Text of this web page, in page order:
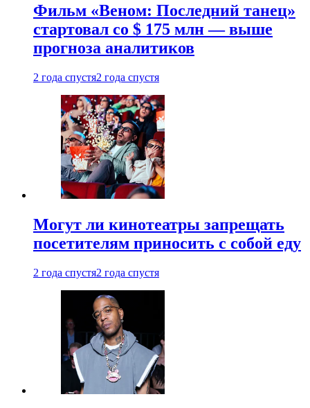
Фильм «Веном: Последний танец»
стартовал со $ 175 млн — выше
прогноза аналитиков
2 года спустя2 года спустя
Могут ли кинотеатры запрещать
посетителям приносить с собой еду
2 года спустя2 года спустя